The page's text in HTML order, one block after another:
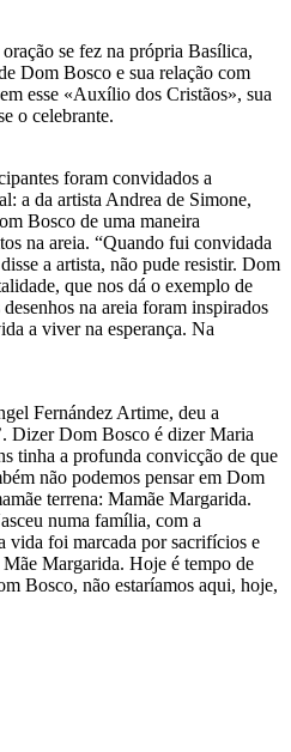
se fez na própria Basílica,
Dom Bosco e sua relação com
esse «Auxílio dos Cristãos», sua
o celebrante.
foram convidados a
a da artista Andrea de Simone,
Bosco de uma maneira
na areia. “Quando fui convidada
a artista, não pude resistir. Dom
que nos dá o exemplo de
na areia foram inspirados
a viver na esperança. Na
Fernández Artime, deu a
Dizer Dom Bosco é dizer Maria
tinha a profunda convicção de que
não podemos pensar em Dom
terrena: Mamãe Margarida.
numa família, com a
vida foi marcada por sacrifícios e
Mãe Margarida. Hoje é tempo de
Bosco, não estaríamos aqui, hoje,